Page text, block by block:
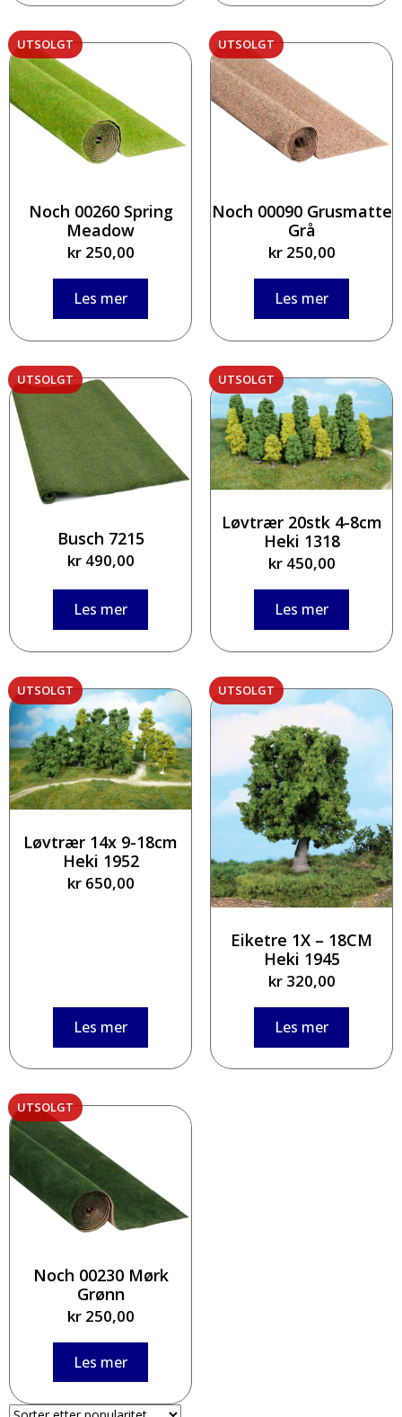
Noch 00260 Spring
Meadow
kr250,00
Les mer
Noch 00090 Grusmatte
Grå
kr250,00
Les mer
Busch 7215
kr490,00
Les mer
Løvtrær 20stk 4-8cm
Heki 1318
kr450,00
Les mer
Løvtrær 14x 9-18cm
Heki 1952
kr650,00
Les mer
Eiketre 1X – 18CM
Heki 1945
kr320,00
Les mer
Noch 00230 Mørk
Grønn
kr250,00
Les mer